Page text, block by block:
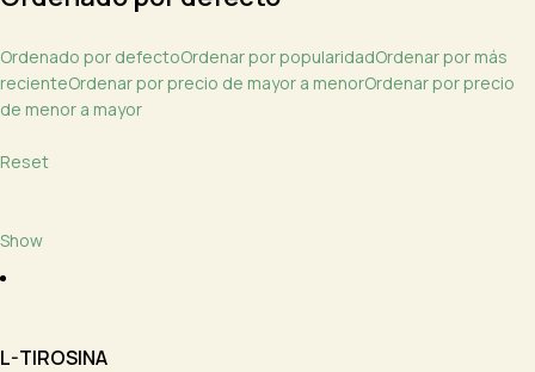
Ordenado por defectoOrdenar por popularidadOrdenar por más
recienteOrdenar por precio de mayor a menorOrdenar por precio
de menor a mayor
Reset
Show
L-TIROSINA